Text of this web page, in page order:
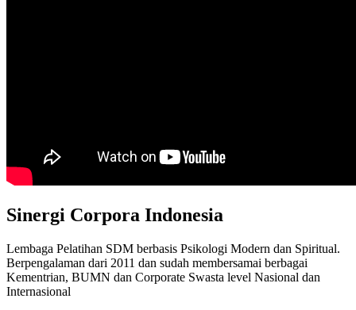
Sinergi Corpora Indonesia
Lembaga Pelatihan SDM berbasis Psikologi Modern dan Spiritual.
Berpengalaman dari 2011 dan sudah membersamai berbagai
Kementrian, BUMN dan Corporate Swasta level Nasional dan
Internasional